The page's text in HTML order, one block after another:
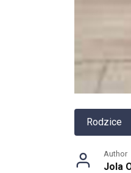
Rodzice
Author
Jola